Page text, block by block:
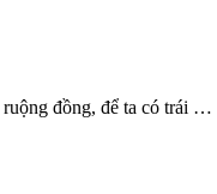
ruộng đồng, để ta có trái …